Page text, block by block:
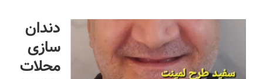
دندان
سازی
محلات